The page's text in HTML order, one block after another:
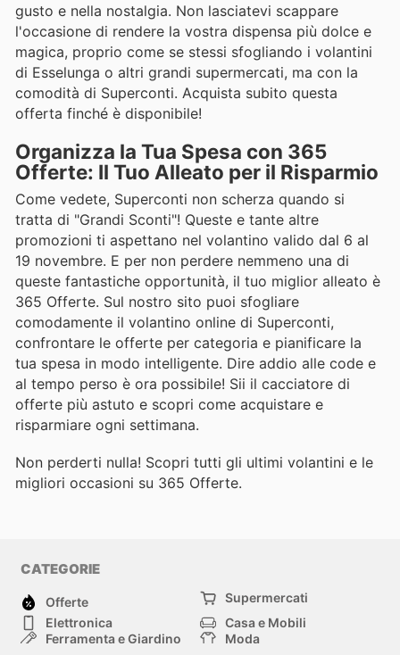
gusto e nella nostalgia. Non lasciatevi scappare
l'occasione di rendere la vostra dispensa più dolce e
magica, proprio come se stessi sfogliando i volantini
di Esselunga o altri grandi supermercati, ma con la
comodità di Superconti. Acquista subito questa
offerta finché è disponibile!
Organizza la Tua Spesa con 365
Offerte: Il Tuo Alleato per il Risparmio
Come vedete, Superconti non scherza quando si
tratta di "Grandi Sconti"! Queste e tante altre
promozioni ti aspettano nel volantino valido dal 6 al
19 novembre. E per non perdere nemmeno una di
queste fantastiche opportunità, il tuo miglior alleato è
365 Offerte. Sul nostro sito puoi sfogliare
comodamente il volantino online di Superconti,
confrontare le offerte per categoria e pianificare la
tua spesa in modo intelligente. Dire addio alle code e
al tempo perso è ora possibile! Sii il cacciatore di
offerte più astuto e scopri come acquistare e
risparmiare ogni settimana.
Non perderti nulla! Scopri tutti gli ultimi volantini e le
migliori occasioni su 365 Offerte.
CATEGORIE
Offerte
Supermercati
Elettronica
Casa e Mobili
Ferramenta e Giardino
Moda